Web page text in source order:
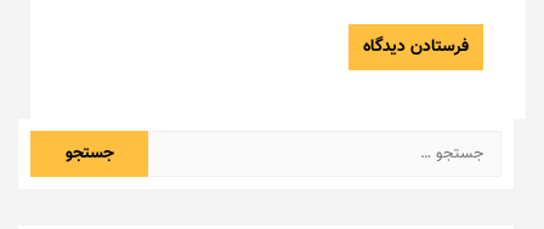
جستجو
برای: